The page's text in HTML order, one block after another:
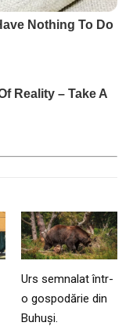
Urs semnalat într-
o gospodărie din
Buhuși.